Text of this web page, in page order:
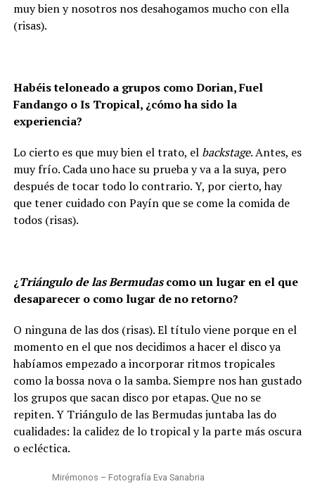
muy bien y nosotros nos desahogamos mucho con ella
(risas).
Habéis teloneado a grupos como Dorian, Fuel
Fandango o Is Tropical, ¿cómo ha sido la
experiencia?
Lo cierto es que muy bien el trato, el backstage. Antes, es
muy frío. Cada uno hace su prueba y va a la suya, pero
después de tocar todo lo contrario. Y, por cierto, hay
que tener cuidado con Payín que se come la comida de
todos (risas).
¿Triángulo de las Bermudascomo un lugar en el que
desaparecer o como lugar de no retorno?
O ninguna de las dos (risas). El título viene porque en el
momento en el que nos decidimos a hacer el disco ya
habíamos empezado a incorporar ritmos tropicales
como la bossa nova o la samba. Siempre nos han gustado
los grupos que sacan disco por etapas. Que no se
repiten. Y Triángulo de las Bermudas juntaba las do
cualidades: la calidez de lo tropical y la parte más oscura
o ecléctica.
Mirémonos – Fotografía Eva Sanabria